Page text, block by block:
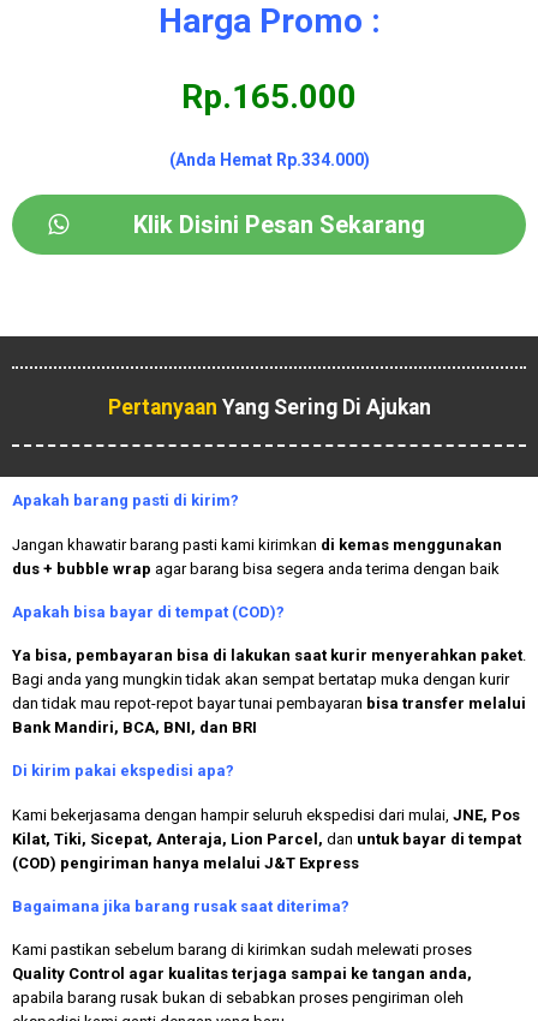
Harga Promo :
Rp.165.000
(Anda Hemat Rp.334.000)
Klik Disini Pesan Sekarang
Pertanyaan Yang Sering Di Ajukan
Apakah barang pasti di kirim?
Jangan khawatir barang pasti kami kirimkan di kemas menggunakan
dus + bubble wrap agar barang bisa segera anda terima dengan baik
Apakah bisa bayar di tempat (COD)?
Ya bisa, pembayaran bisa di lakukan saat kurir menyerahkan paket.
Bagi anda yang mungkin tidak akan sempat bertatap muka dengan kurir
dan tidak mau repot-repot bayar tunai pembayaran bisa transfer melalui
Bank Mandiri, BCA, BNI, dan BRI
Di kirim pakai ekspedisi apa?
Kami bekerjasama dengan hampir seluruh ekspedisi dari mulai, JNE, Pos
Kilat, Tiki, Sicepat, Anteraja, Lion Parcel, dan untuk bayar di tempat
(COD) pengiriman hanya melalui J&T Express
Bagaimana jika barang rusak saat diterima?
Kami pastikan sebelum barang di kirimkan sudah melewati proses
Quality Control agar kualitas terjaga sampai ke tangan anda,
apabila barang rusak bukan di sebabkan proses pengiriman oleh